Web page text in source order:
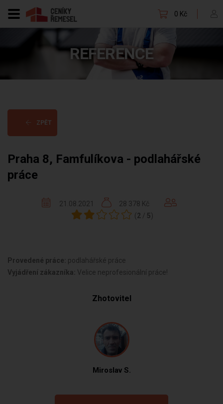
0 Kč
REFERENCE
ZPĚT
Praha 8, Famfulíkova - podlahářské
práce
21.08.2021
28 378 Kč
( 2 / 5)
Provedené práce: podlahářské práce
Vyjádření zákazníka: Velice neprofesionální práce!
Zhotovitel
Miroslav S.